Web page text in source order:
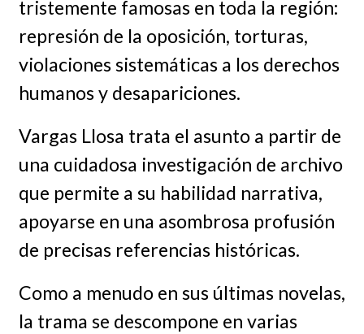
tristemente famosas en toda la región:
represión de la oposición, torturas,
violaciones sistemáticas a los derechos
humanos y desapariciones.
Vargas Llosa trata el asunto a partir de
una cuidadosa investigación de archivo
que permite a su habilidad narrativa,
apoyarse en una asombrosa profusión
de precisas referencias históricas.
Como a menudo en sus últimas novelas,
la trama se descompone en varias